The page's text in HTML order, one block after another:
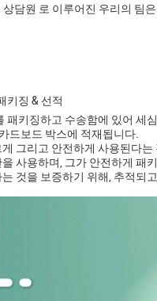
담원 로 이루어진 우리의 팀
키징 & 선적
패키징하고 수송함에 있어 세
드보드 박스에 적재됩니다.
그리고 안전하게 사용된다
사용하며, 그가 안전하게 패
것을 보증하기 위해, 추적되